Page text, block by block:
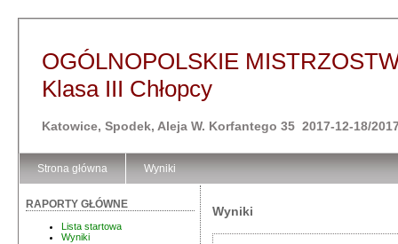
OGÓLNOPOLSKIE
Klasa III Chłopcy
Katowice, Spodek, Aleja W. Korfantego 35 2017-12-18/
Strona główna Wyniki
RAPORTY GŁÓWNE
Lista startowa
Wyniki
Wyniki